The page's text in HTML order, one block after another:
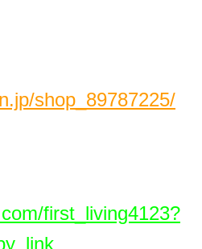
shop_89787225/
first_living4123?